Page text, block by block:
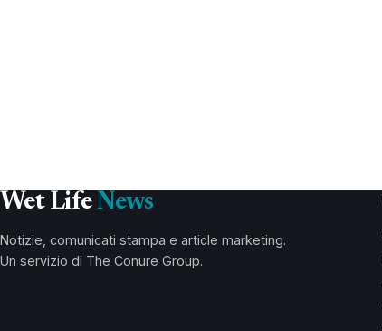
Wet Life News
Notizie, comunicati stampa e article marketing.
Un servizio di The Conure Group.